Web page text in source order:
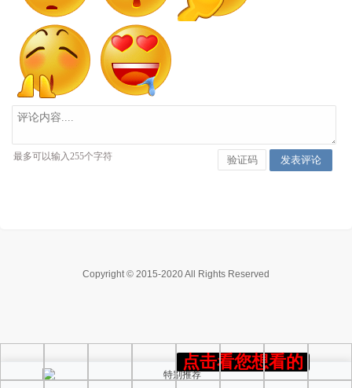
Copyright © 2015-2020 All Rights Reserved
点击看您想看的